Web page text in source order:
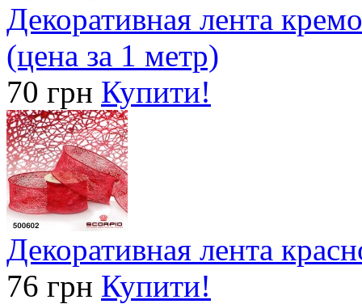
Декоративная лента
(цена за 1 метр)
70 грн Купити!
Декоративная лента
76 грн Купити!